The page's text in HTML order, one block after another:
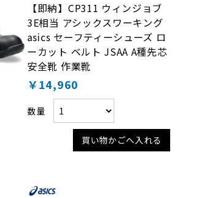
【即納】CP311 ウィンジョブ
3E相当 アシックスワーキング
asics セーフティーシューズ ロ
ーカット ベルト JSAA A種先芯
安全靴 作業靴
￥14,960
数量
買い物かごへ入れる